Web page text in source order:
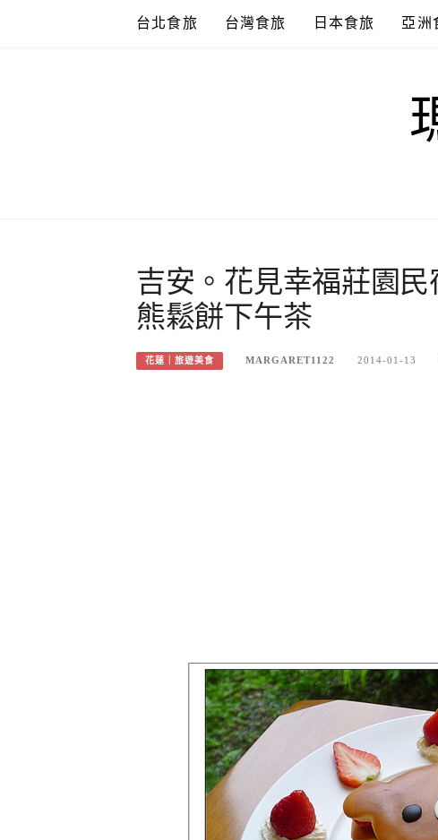
台北食旅 台灣食旅 日本食旅 亞洲
吉安。花見幸福莊園
熊鬆餅下午茶
花蓮｜旅遊美食 MARGARET1122 2014-01-13